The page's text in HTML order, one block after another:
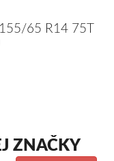
65 R14 75T
ZNAČKY